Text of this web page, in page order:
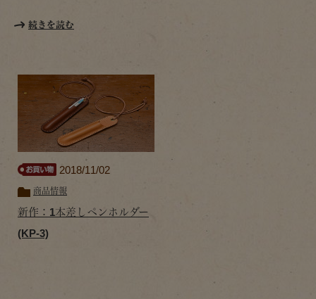
続きを読む
2018/11/02
商品情報
新作：1本差しペンホルダー
(KP-3)